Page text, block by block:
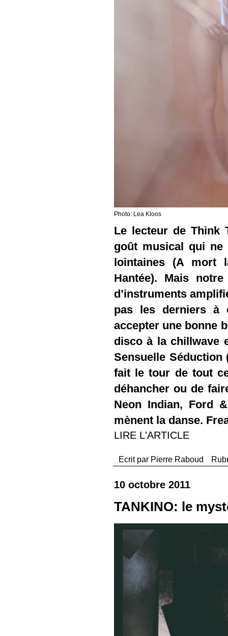
Photo: Lea Kloos
Le lecteur de Think
goût musical qui ne
lointaines (A mort
Hantée). Mais
d’instruments
pas les derniers à
accepter une bonne
disco à la chillwave
Sensuelle
fait le tour de tout
déhancher ou de
Neon Indian, Ford
mènent la danse.
LIRE L'ARTICLE
Ecrit par Pierre Raboud
10 octobre 2011
TANKINO: le